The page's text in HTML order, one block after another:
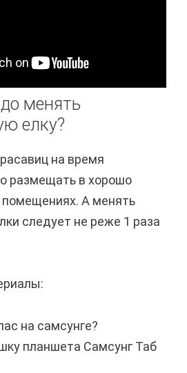
менять
елку?
на время
размещать в хорошо
А менять
следует не реже 1 раза
на самсунге?
планшета Самсунг Таб